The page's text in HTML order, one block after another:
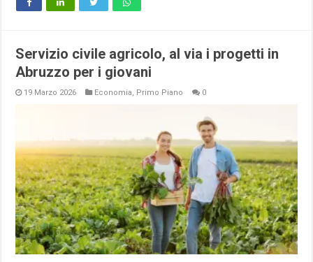
Servizio civile agricolo, al via i progetti in
Abruzzo per i giovani
19 Marzo 2026 Economia, Primo Piano 0